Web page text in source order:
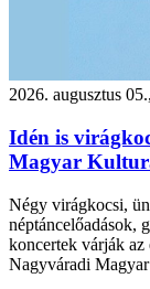
2026. augusztus
Idén is
Magyar
Négy virágkocsi,
néptáncelőadások,
koncertek várják az
Nagyváradi